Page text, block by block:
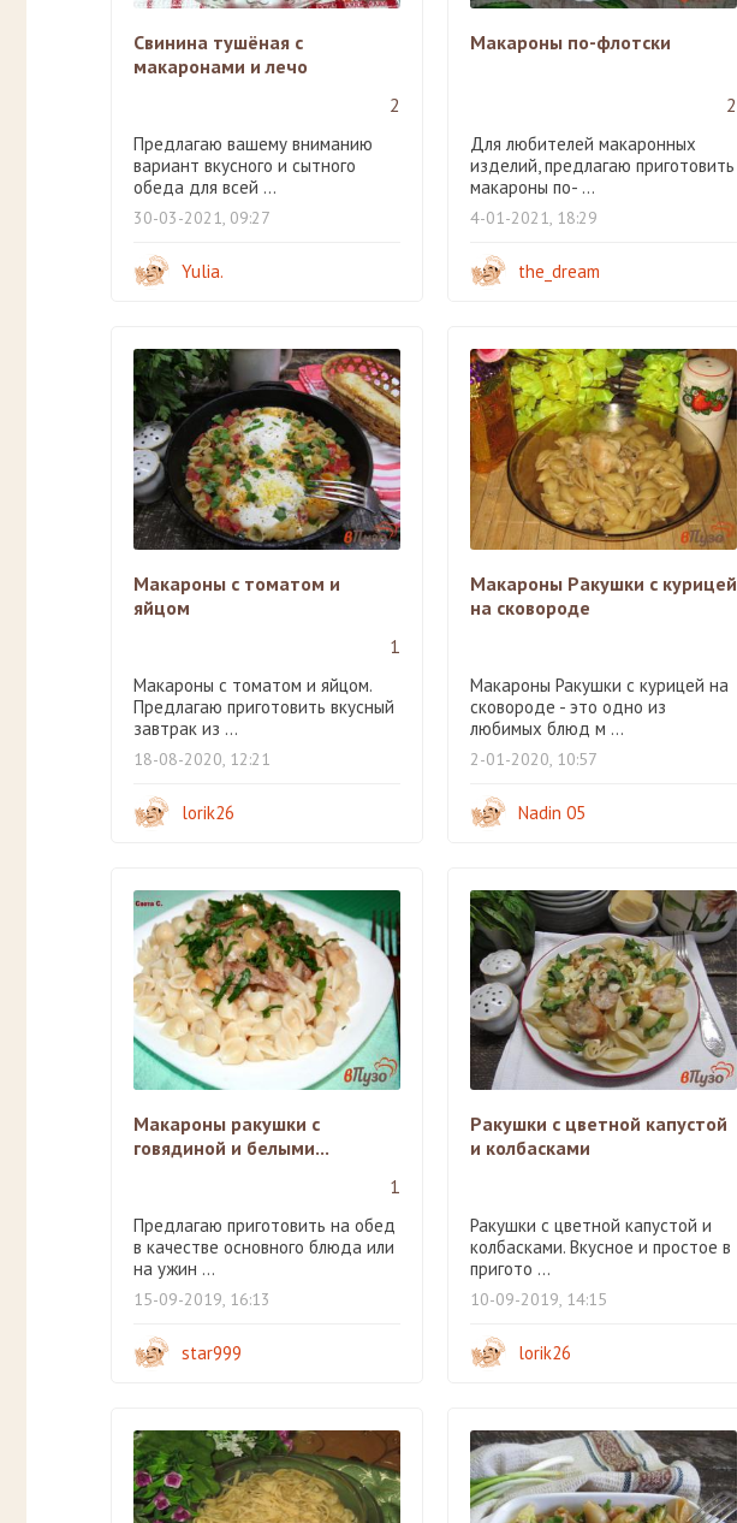
Свинина тушёная с
макаронами и лечо
2
Предлагаю вашему вниманию
вариант вкусного и сытного
обеда для всей ...
30-03-2021, 09:27
Yulia.
Макароны по-флотски
2
Для любителей макаронных
изделий, предлагаю приготовить
макароны по- ...
4-01-2021, 18:29
the_dream
Макароны с томатом и
яйцом
1
Макароны с томатом и яйцом.
Предлагаю приготовить вкусный
завтрак из ...
18-08-2020, 12:21
lorik26
Макароны Ракушки с курицей
на сковороде
Макароны Ракушки с курицей на
сковороде - это одно из
любимых блюд м ...
2-01-2020, 10:57
Nadin 05
Макароны ракушки с
говядиной и белыми...
1
Предлагаю приготовить на обед
в качестве основного блюда или
на ужин ...
15-09-2019, 16:13
star999
Ракушки с цветной капустой
и колбасками
Ракушки с цветной капустой и
колбасками. Вкусное и простое в
пригото ...
10-09-2019, 14:15
lorik26